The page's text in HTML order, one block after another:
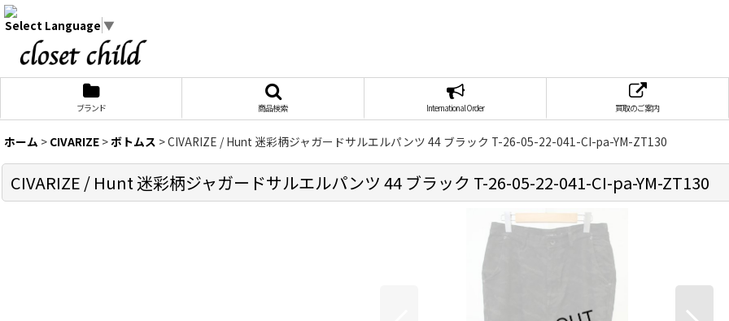
Select Language ▼
ブランド 商品検索 International Order 買取のご案内
ホーム > CIVARIZE >ボトムス >CIVARIZE / Hunt 迷彩柄ジャガードサルエルパンツ 44 ブラック T-26-05-22-041-CI-pa-YM-ZT130
CIVARIZE / Hunt 迷彩柄ジャガードサルエルパンツ 44 ブラック T-26-05-22-041-CI-pa-YM-ZT130